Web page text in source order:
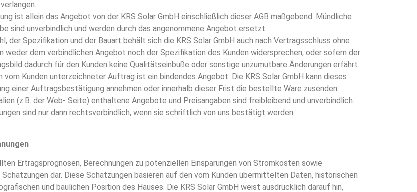
ist allein das Angebot von der KRS Solar GmbH einschließlich dieser AGB maßgebend. Mündliche
sind unverbindlich und werden durch das angenommene Angebot ersetzt.
der Spezifikation und der Bauart behält sich die KRS Solar GmbH auch nach Vertragsschluss ohne
weder dem verbindlichen Angebot noch der Spezifikation des Kunden widersprechen, oder sofern der
dadurch für den Kunden keine Qualitätseinbuße oder sonstige unzumutbare Änderungen erfährt.
Kunden unterzeichneter Auftrag ist ein bindendes Angebot. Die KRS Solar GmbH kann dieses
einer Auftragsbestätigung annehmen oder innerhalb dieser Frist die bestellte Ware zusenden.
(z.B. der Web- Seite) enthaltene Angebote und Preisangaben sind freibleibend und unverbindlich.
sind nur dann rechtsverbindlich, wenn sie schriftlich von uns bestätigt werden.
Ertragsprognosen, Berechnungen zu potenziellen Einsparungen von Stromkosten sowie
dar. Diese Schätzungen basieren auf den vom Kunden übermittelten Daten, historischen
und baulichen Position des Hauses. Die KRS Solar GmbH weist ausdrücklich darauf hin,